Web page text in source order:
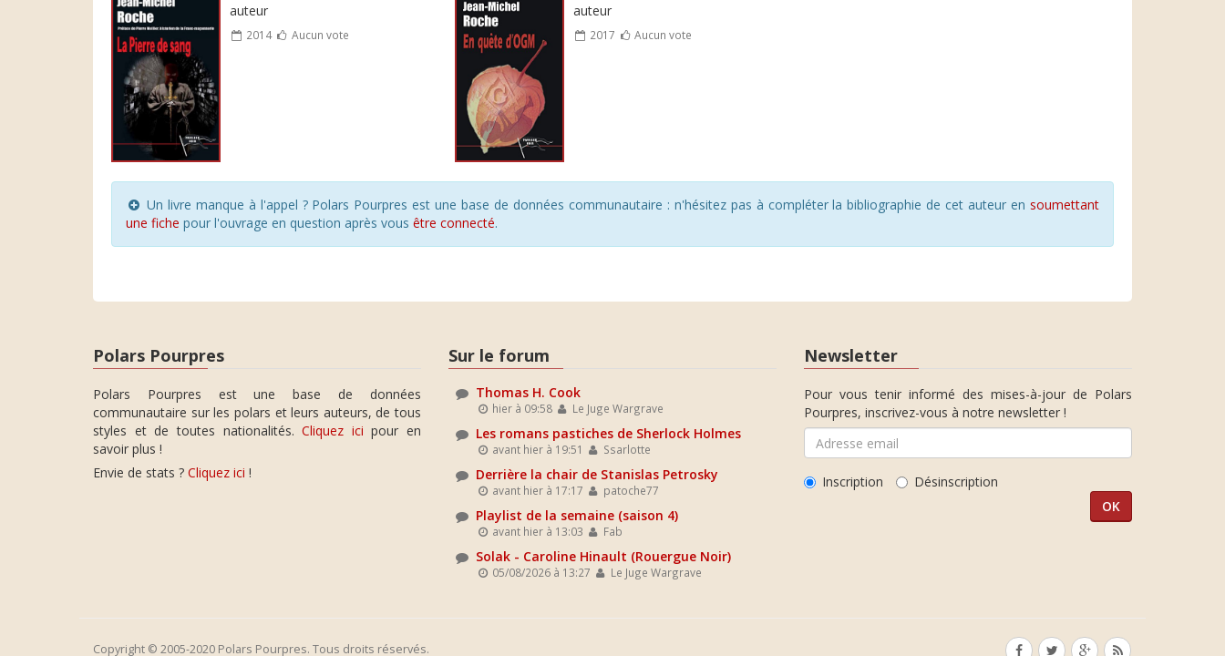
auteur
2014 Aucun vote
auteur
2017 Aucun vote
Un livre manque à l'appel ? Polars Pourpres est une base de données communautaire : n'hésitez pas à compléter la bibliographie de cet auteur en soumettant
une fiche pour l'ouvrage en question après vous être connecté.
Polars Pourpres
Polars Pourpres est une base de données
communautaire sur les polars et leurs auteurs, de tous
styles et de toutes nationalités.Cliquez ici pour en
savoir plus !
Envie de stats ? Cliquez ici !
Sur le forum
Thomas H. Cook
hier à 09:58 Le Juge Wargrave
Les romans pastiches de Sherlock Holmes
avant hier à 19:51 Ssarlotte
Derrière la chair de Stanislas Petrosky
avant hier à 17:17 patoche77
Playlist de la semaine (saison 4)
avant hier à 13:03 Fab
Solak - Caroline Hinault (Rouergue Noir)
05/08/2026 à 13:27 Le Juge Wargrave
Newsletter
Pour vous tenir informé des mises-à-jour de Polars
Pourpres, inscrivez-vous à notre newsletter !
Inscription Désinscription
Copyright © 2005-2020 Polars Pourpres. Tous droits réservés.